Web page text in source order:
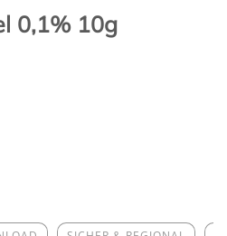
0,1% 10g